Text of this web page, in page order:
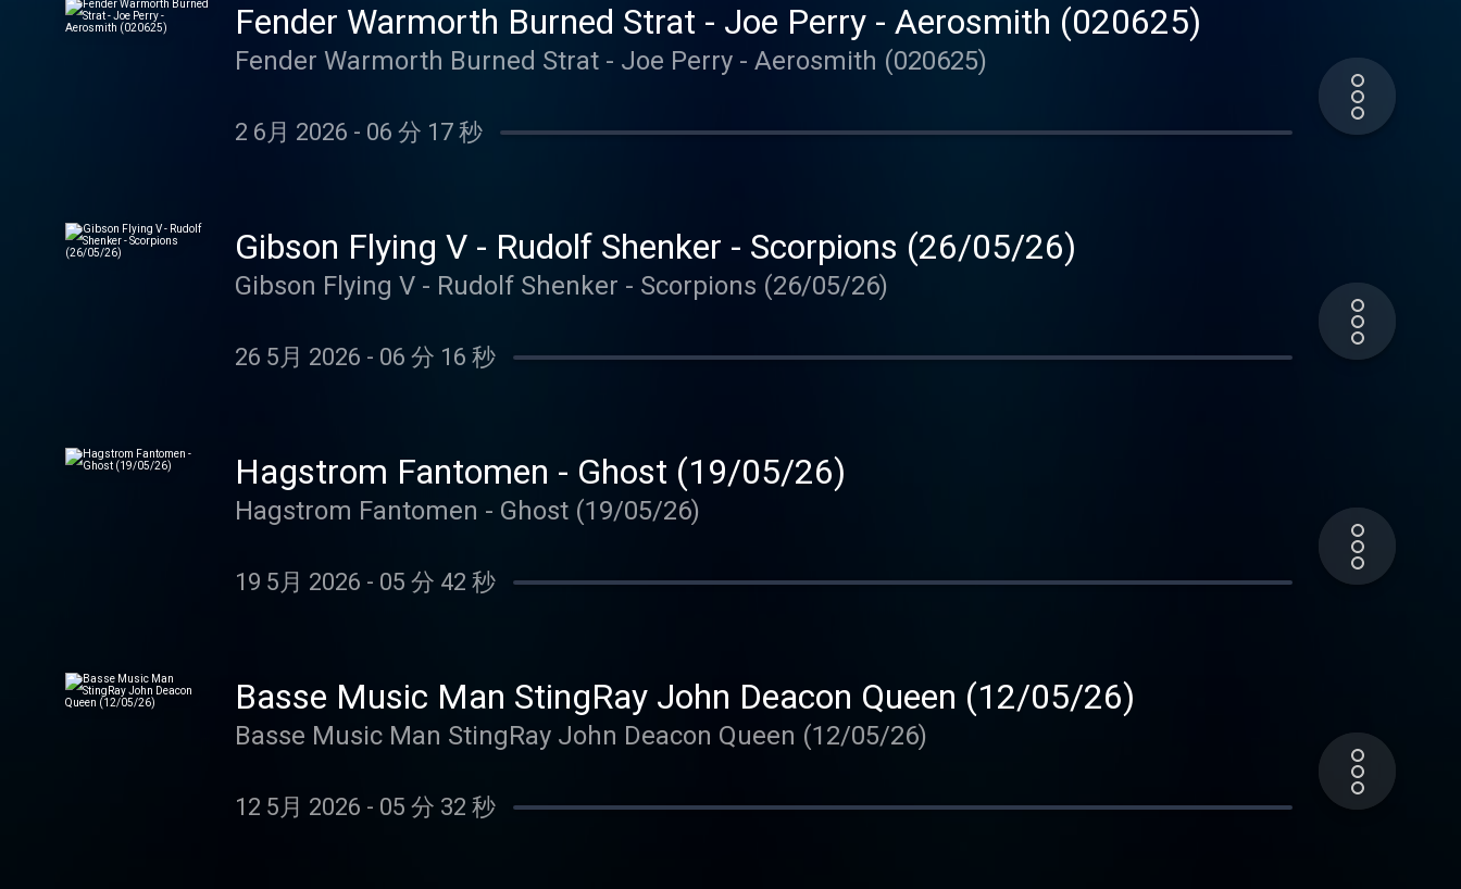
Fender Warmorth Burned Strat - Joe Perry - Aerosmith (020625)
Fender Warmorth Burned Strat - Joe Perry - Aerosmith (020625)
2 6月 2026 - 06 分 17 秒
Gibson Flying V - Rudolf Shenker - Scorpions (26/05/26)
Gibson Flying V - Rudolf Shenker - Scorpions (26/05/26)
26 5月 2026 - 06 分 16 秒
Hagstrom Fantomen - Ghost (19/05/26)
Hagstrom Fantomen - Ghost (19/05/26)
19 5月 2026 - 05 分 42 秒
Basse Music Man StingRay John Deacon Queen (12/05/26)
Basse Music Man StingRay John Deacon Queen (12/05/26)
12 5月 2026 - 05 分 32 秒